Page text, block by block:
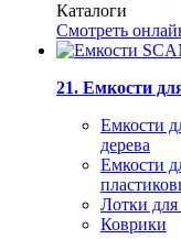
Каталоги
Смотреть
21. Емкости
Емкости
дерева
Емкости
Лотки для
Коврики